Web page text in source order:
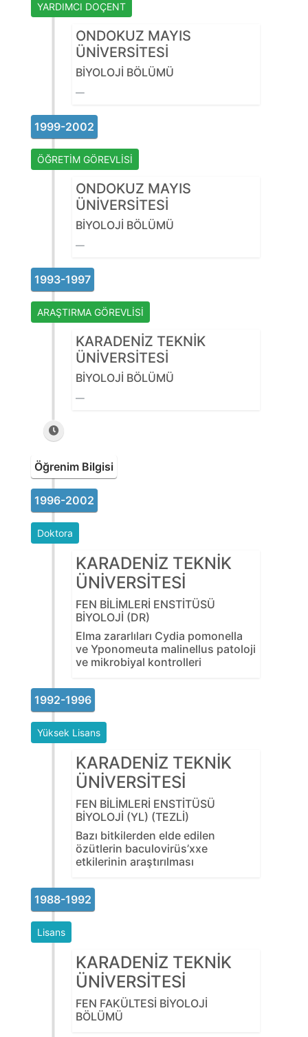
YARDIMCI DOÇENT
ONDOKUZ MAYIS
ÜNİVERSİTESİ
BİYOLOJİ BÖLÜMÜ
1999-2002
ÖĞRETİM GÖREVLİSİ
ONDOKUZ MAYIS
ÜNİVERSİTESİ
BİYOLOJİ BÖLÜMÜ
1993-1997
ARAŞTIRMA GÖREVLİSİ
KARADENİZ TEKNİK
ÜNİVERSİTESİ
BİYOLOJİ BÖLÜMÜ
Öğrenim Bilgisi
1996-2002
Doktora
KARADENİZ TEKNİK
ÜNİVERSİTESİ
FEN BİLİMLERİ ENSTİTÜSÜ
BİYOLOJİ (DR)
Elma zararlıları Cydia pomonella
ve Yponomeuta malinellus patoloji
ve mikrobiyal kontrolleri
1992-1996
Yüksek Lisans
KARADENİZ TEKNİK
ÜNİVERSİTESİ
FEN BİLİMLERİ ENSTİTÜSÜ
BİYOLOJİ (YL) (TEZLİ)
Bazı bitkilerden elde edilen
özütlerin baculovirüs’xxe
etkilerinin araştırılması
1988-1992
Lisans
KARADENİZ TEKNİK
ÜNİVERSİTESİ
FEN FAKÜLTESİ BİYOLOJİ
BÖLÜMÜ